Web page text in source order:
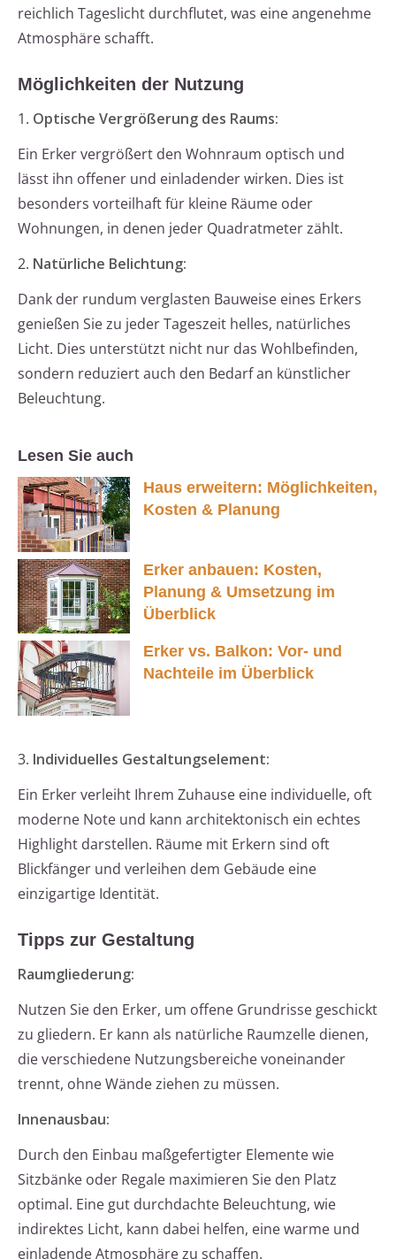
reichlich Tageslicht durchflutet, was eine angenehme
Atmosphäre schafft.
Möglichkeiten der Nutzung
1. Optische Vergrößerung des Raums:
Ein Erker vergrößert den Wohnraum optisch und
lässt ihn offener und einladender wirken. Dies ist
besonders vorteilhaft für kleine Räume oder
Wohnungen, in denen jeder Quadratmeter zählt.
2. Natürliche Belichtung:
Dank der rundum verglasten Bauweise eines Erkers
genießen Sie zu jeder Tageszeit helles, natürliches
Licht. Dies unterstützt nicht nur das Wohlbefinden,
sondern reduziert auch den Bedarf an künstlicher
Beleuchtung.
Lesen Sie auch
Haus erweitern: Möglichkeiten,
Kosten & Planung
Erker anbauen: Kosten,
Planung & Umsetzung im
Überblick
Erker vs. Balkon: Vor- und
Nachteile im Überblick
3. Individuelles Gestaltungselement:
Ein Erker verleiht Ihrem Zuhause eine individuelle, oft
moderne Note und kann architektonisch ein echtes
Highlight darstellen. Räume mit Erkern sind oft
Blickfänger und verleihen dem Gebäude eine
einzigartige Identität.
Tipps zur Gestaltung
Raumgliederung:
Nutzen Sie den Erker, um offene Grundrisse geschickt
zu gliedern. Er kann als natürliche Raumzelle dienen,
die verschiedene Nutzungsbereiche voneinander
trennt, ohne Wände ziehen zu müssen.
Innenausbau:
Durch den Einbau maßgefertigter Elemente wie
Sitzbänke oder Regale maximieren Sie den Platz
optimal. Eine gut durchdachte Beleuchtung, wie
indirektes Licht, kann dabei helfen, eine warme und
einladende Atmosphäre zu schaffen.